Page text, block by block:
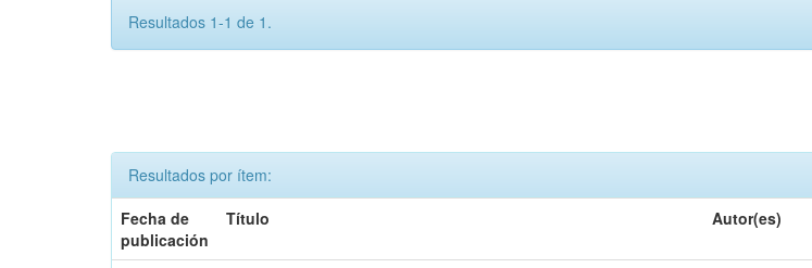
Resultados 1-1 de 1.
Resultados por ítem:
Fecha de
publicación
Título Autor(es)